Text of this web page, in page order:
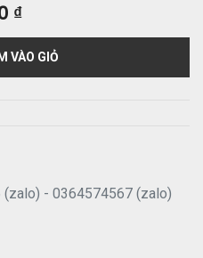
₫
GIỎ
- 0364574567 (zalo)